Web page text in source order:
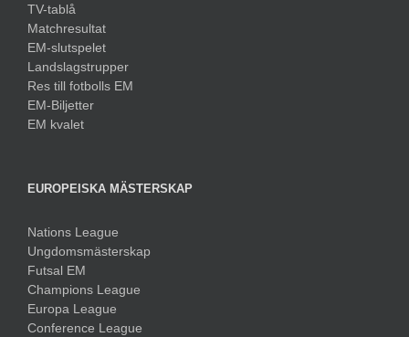
TV-tablå
Matchresultat
EM-slutspelet
Landslagstrupper
Res till fotbolls EM
EM-Biljetter
EM kvalet
EUROPEISKA MÄSTERSKAP
Nations League
Ungdomsmästerskap
Futsal EM
Champions League
Europa League
Conference League